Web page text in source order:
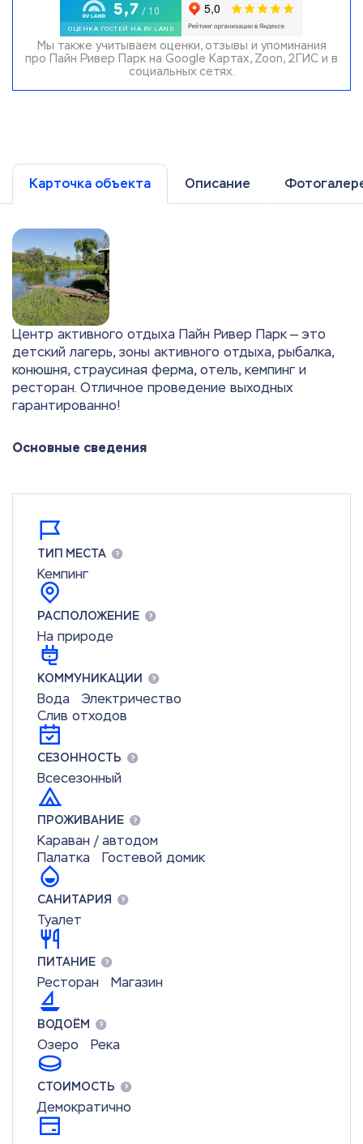
Мы также учитываем оценки, отзывы и упоминания
про Пайн Ривер Парк на Google Картах, Zoon, 2ГИС и в
социальных сетях.
Карточка объекта Описание
Центр активного отдыха Пайн Ривер Парк — это
детский лагерь, зоны активного отдыха, рыбалка,
конюшня, страусиная ферма, отель, кемпинг и
ресторан. Отличное проведение выходных
гарантированно!
Основные сведения
ТИП МЕСТА
Кемпинг
РАСПОЛОЖЕНИЕ
На природе
КОММУНИКАЦИИ
Вода
Электричество
Слив отходов
СЕЗОННОСТЬ
Всесезонный
ПРОЖИВАНИЕ
Караван / автодом
Палатка
Гостевой домик
САНИТАРИЯ
Туалет
ПИТАНИЕ
Ресторан Магазин
ВОДОЁМ
Озеро Река
СТОИМОСТЬ
Демократично